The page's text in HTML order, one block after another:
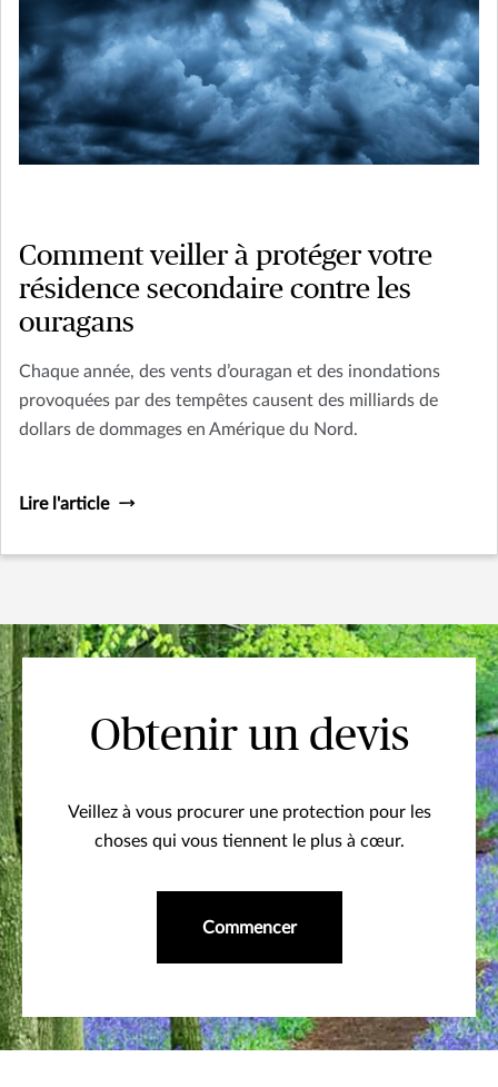
Comment veiller à protéger votre
résidence secondaire contre les
ouragans
Chaque année, des vents d’ouragan et des inondations
provoquées par des tempêtes causent des milliards de
dollars de dommages en Amérique du Nord.
Lire l'article
Obtenir un devis
Veillez à vous procurer une protection pour les
choses qui vous tiennent le plus à cœur.
Commencer